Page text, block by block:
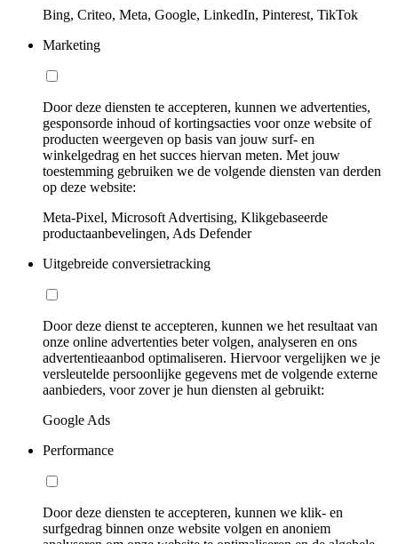
Bing, Criteo, Meta, Google, LinkedIn, Pinterest, TikTok
Marketing
Door deze diensten te accepteren, kunnen we advertenties,
gesponsorde inhoud of kortingsacties voor onze website of
producten weergeven op basis van jouw surf- en
winkelgedrag en het succes hiervan meten. Met jouw
toestemming gebruiken we de volgende diensten van derden
op deze website:
Meta-Pixel, Microsoft Advertising, Klikgebaseerde
productaanbevelingen, Ads Defender
Uitgebreide conversietracking
Door deze dienst te accepteren, kunnen we het resultaat van
onze online advertenties beter volgen, analyseren en ons
advertentieaanbod optimaliseren. Hiervoor vergelijken we je
versleutelde persoonlijke gegevens met de volgende externe
aanbieders, voor zover je hun diensten al gebruikt:
Google Ads
Performance
Door deze diensten te accepteren, kunnen we klik- en
surfgedrag binnen onze website volgen en anoniem